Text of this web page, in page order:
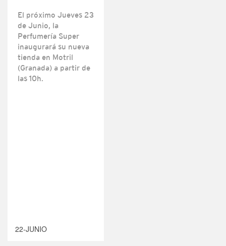
El próximo Jueves 23
de Junio, la
Perfumería Super
inaugurará su nueva
tienda en Motril
(Granada) a partir de
las 10h.
22-JUNIO